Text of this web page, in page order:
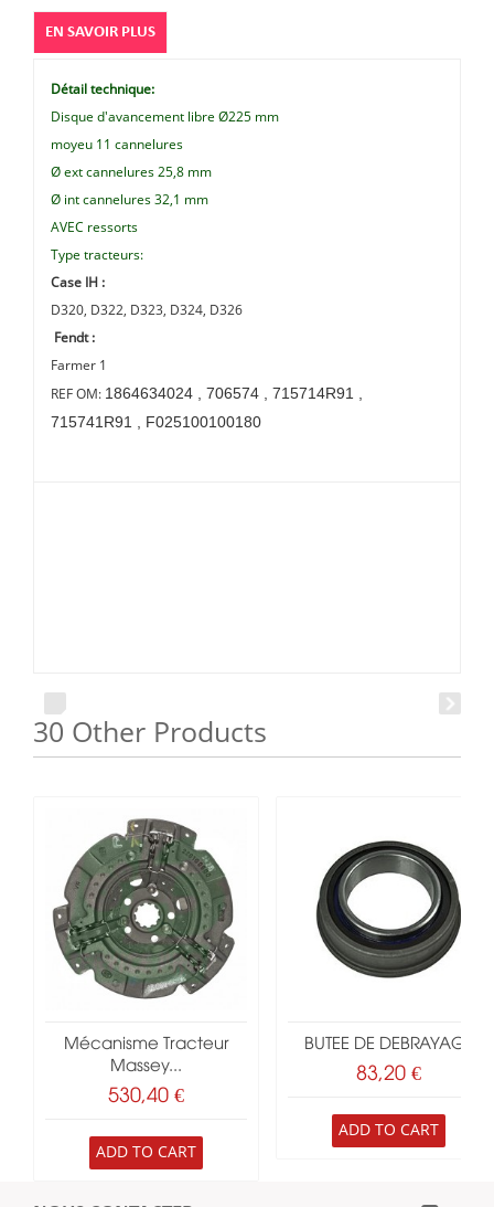
EN SAVOIR PLUS
Détail technique:
Disque d'avancement libre Ø225 mm
moyeu 11 cannelures
Ø ext cannelures 25,8 mm
Ø int cannelures 32,1 mm
AVEC ressorts
Type tracteurs:
Case IH :
D320, D322, D323, D324, D326
Fendt :
Farmer 1
REF OM: 1864634024 , 706574 , 715714R91 ,
715741R91 , F025100100180
30 Other Products
Mécanisme Tracteur
Massey...
530,40 €
ADD TO CART
BUTEE DE DEBRAYAGE
83,20 €
ADD TO CART